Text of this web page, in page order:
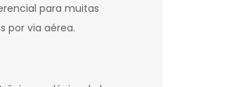
para muitas
por via aérea.